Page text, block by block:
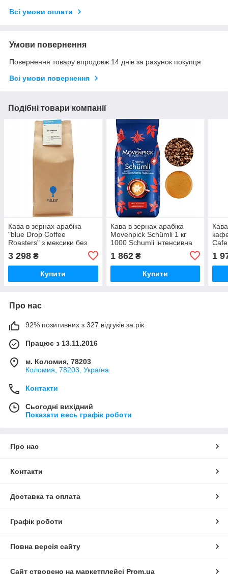
Всі умови оплати
Умови повернення
Повернення товару впродовж 14 днів за рахунок покупця
Всі умови повернення
Подібні товари компанії
Кава в зернах арабіка
"blue Drop Coffee
Roasters" з мексики без
безкофеїнна 100% 1 кг
свіжо-обсмажена для
кавоварки
3 298 ₴
Купити
Кава в зернах арабіка
Movenpick Schümli 1 кг
1000 Schumli інтенсивна
1 862₴
Купити
1
Про нас
92% позитивних з 327 відгуків за рік
Працює з 13.11.2016
м. Коломия, 78203
Коломия, 78203, Україна
Контакти
Сьогодні вихідний
Показати весь графік роботи
Про нас
Контакти
Доставка та оплата
Графік роботи
Повна версія сайту
Сайт створено на маркетплейсі Prom.ua